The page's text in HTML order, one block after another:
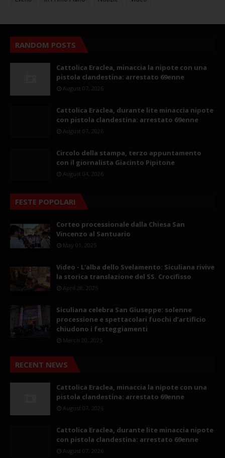
RANDOM POSTS
Cattolica Eraclea, minaccia la nipote con una
pistola clandestina: arrestato 69enne
August 07, 2026
Cattolica Eraclea, durante lite minaccia nipote
con pistola clandestina: arrestato 69enne
August 07, 2026
Circolo della stampa, terzo appuntamento
con il giornalista Giacinto Pipitone
August 04, 2026
FESTE POPOLARI
Corteo processionale dalla Chiesa San
Vincenzo al Santuario
May 01, 2025
Video - L'alba dello Svelamento: Siculiana rivive
la storica translazione del SS. Crocifisso
April 28, 2025
Siculiana celebra San Giuseppe: solenne
processione e spettacolari fuochi d’artificio
chiudono i festeggiamenti
March 20, 2025
RECENT NEWS
Cattolica Eraclea, minaccia la nipote con una
pistola clandestina: arrestato 69enne
August 07, 2026
Cattolica Eraclea, durante lite minaccia nipote
con pistola clandestina: arrestato 69enne
August 07, 2026